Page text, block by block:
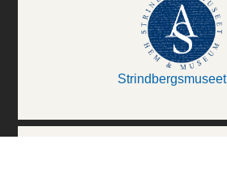
Strindbergsmuseet